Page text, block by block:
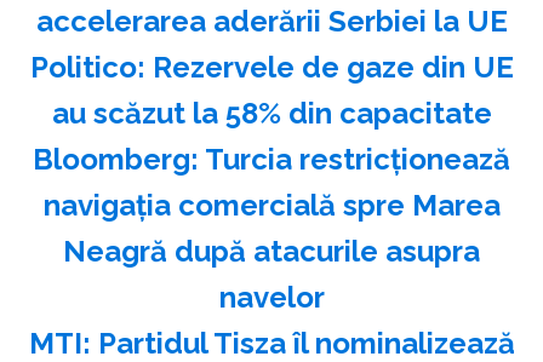
accelerarea aderării Serbiei la UE
Politico: Rezervele de gaze din UE
au scăzut la 58% din capacitate
Bloomberg: Turcia restricţionează
navigaţia comercială spre Marea
Neagră după atacurile asupra
navelor
MTI: Partidul Tisza îl nominalizează